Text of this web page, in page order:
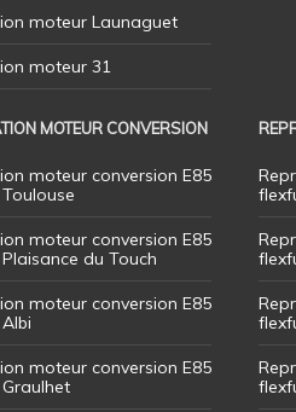
moteur Launaguet
moteur 31
MOTEUR CONVERSION
moteur conversion E85
moteur conversion E85
du Touch
moteur conversion E85
moteur conversion E85